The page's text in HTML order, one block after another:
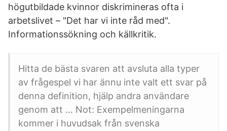
högutbildade kvinnor diskrimineras ofta i
arbetslivet – "Det har vi inte råd med".
Informationssökning och källkritik.
Hitta de bästa svaren att avsluta alla typer
av frågespel vi har ännu inte valt ett svar på
denna definition, hjälp andra användare
genom att … Not: Exempelmeningarna
kommer i huvudsak från svenska